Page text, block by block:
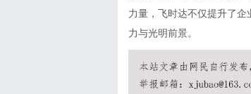
力量，飞时达不仅提升了
力与光明前景。